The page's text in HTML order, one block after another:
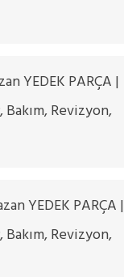
YEDEK PARÇA |
Bakım, Revizyon,
YEDEK PARÇA |
Bakım, Revizyon,